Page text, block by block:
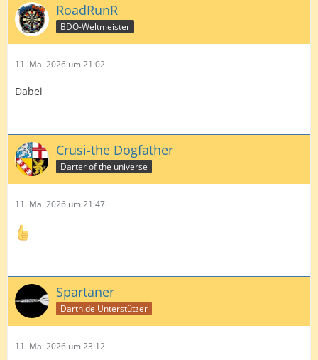
RoadRunR
BDO-Weltmeister
11. Mai 2026 um 21:02
Dabei
Crusi-the Dogfather
Darter of the universe
11. Mai 2026 um 21:47
Spartaner
Dartn.de Unterstützer
11. Mai 2026 um 23:12